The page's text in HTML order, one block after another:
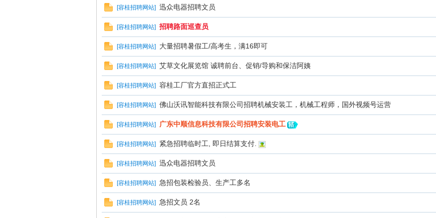
[容桂招聘网站] 迅众电器招聘文员
[容桂招聘网站] 招聘路面巡查员
[容桂招聘网站] 大量招聘暑假工/高考生，满16即可
[容桂招聘网站] 艾草文化展览馆 诚聘前台、促销/导购和保洁阿姨
[容桂招聘网站] 容桂工厂官方直招正式工
[容桂招聘网站] 佛山沃讯智能科技有限公司招聘机械安装工，机械工程师，国外视频号运营
[容桂招聘网站] 广东中顺信息科技有限公司招聘安装电工
[容桂招聘网站] 紧急招聘临时工, 即日结算支付.
[容桂招聘网站] 迅众电器招聘文员
[容桂招聘网站] 急招包装检验员、生产工多名
[容桂招聘网站] 急招文员 2名